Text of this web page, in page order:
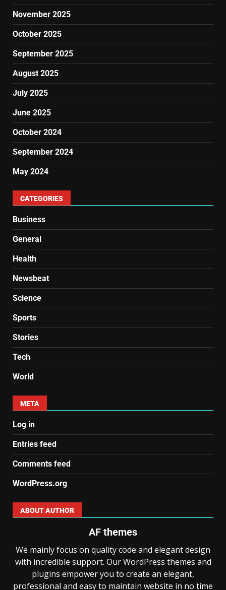
November 2025
October 2025
September 2025
August 2025
July 2025
June 2025
October 2024
September 2024
May 2024
CATEGORIES
Business
General
Health
Newsbeat
Science
Sports
Stories
Tech
World
META
Log in
Entries feed
Comments feed
WordPress.org
ABOUT AUTHOR
AF themes
We mainly focus on quality code and elegant design
with incredible support. Our WordPress themes and
plugins empower you to create an elegant,
professional and easy to maintain website in no time